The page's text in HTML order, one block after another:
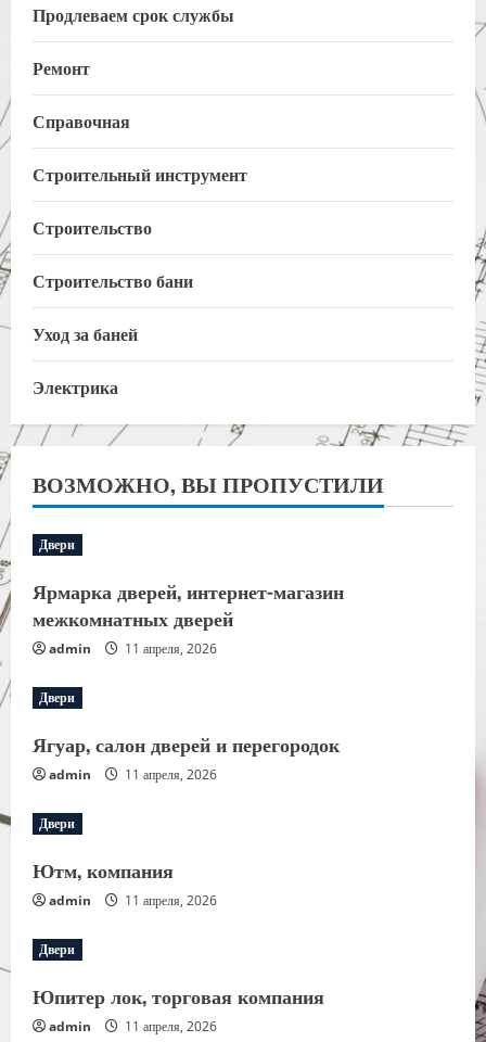
Продлеваем срок службы
Ремонт
Справочная
Строительный инструмент
Строительство
Строительство бани
Уход за баней
Электрика
ВОЗМОЖНО, ВЫ ПРОПУСТИЛИ
Двери
Ярмарка дверей, интернет-магазин
межкомнатных дверей
admin 11 апреля, 2026
Двери
Ягуар, салон дверей и перегородок
admin 11 апреля, 2026
Двери
Ютм, компания
admin 11 апреля, 2026
Двери
Юпитер лок, торговая компания
admin 11 апреля, 2026